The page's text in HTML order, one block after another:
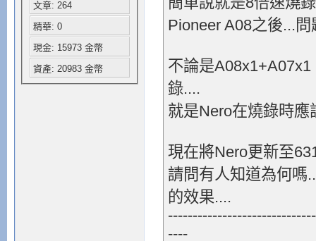
文章: 264
精華: 0
現金: 15973 金幣
資產: 20983 金幣
Pioneer A08之後...
不論是
錄....
就是Nero在燒錄時
現在將Nero更新至
請問有人知道為何嗎
的效果....
----